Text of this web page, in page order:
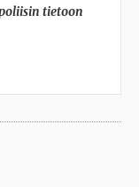
tietoon